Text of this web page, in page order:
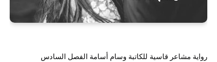
رواية مشاعر قاسية للكاتبة وسام أسامة الفصل السادس